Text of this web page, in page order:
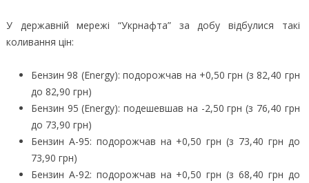
У державній мережі “Укрнафта” за добу відбулися такі
коливання цін:
Бензин 98 (Energy): подорожчав на +0,50 грн (з 82,40 грн
до 82,90 грн)
Бензин 95 (Energy): подешевшав на -2,50 грн (з 76,40 грн
до 73,90 грн)
Бензин А-95: подорожчав на +0,50 грн (з 73,40 грн до
73,90 грн)
Бензин А-92: подорожчав на +0,50 грн (з 68,40 грн до